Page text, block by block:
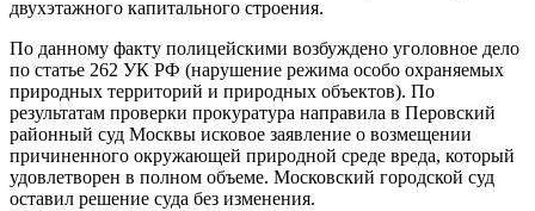
двухэтажного капитального строения.
По данному факту полицейскими возбуждено уголовное дело
по статье 262 УК РФ (нарушение режима особо охраняемых
природных территорий и природных объектов). По
результатам проверки прокуратура направила в Перовский
районный суд Москвы исковое заявление о возмещении
причиненного окружающей природной среде вреда, который
удовлетворен в полном объеме. Московский городской суд
оставил решение суда без изменения.